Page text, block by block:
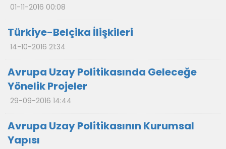
01-11-2016 00:08
Türkiye-Belçika İlişkileri
14-10-2016 21:34
Avrupa Uzay Politikasında Geleceğe
Yönelik Projeler
29-09-2016 14:44
Avrupa Uzay Politikasının Kurumsal
Yapısı